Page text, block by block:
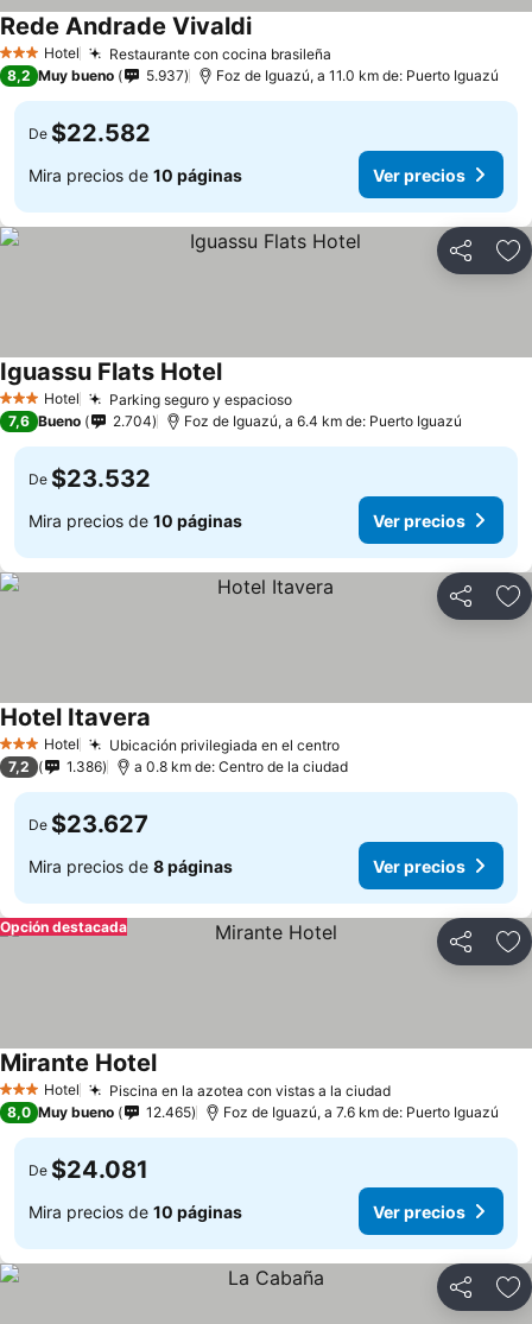
3 Estrellas
Hotel Restaurante con cocina brasileña
Rede Andrade Vivaldi
8,2 Muy bueno 5.937 Foz de Iguazú, a 11.0 km de: Puerto Iguazú
De $22.582
Mira precios de 10 páginas Ver precios
Compartir
3 Estrellas
Hotel Parking seguro y espacioso
Iguassu Flats Hotel
7,6 Bueno 2.704 Foz de Iguazú, a 6.4 km de: Puerto Iguazú
De $23.532
Mira precios de 10 páginas Ver precios
Compartir
3 Estrellas
Hotel Ubicación privilegiada en el centro
Hotel Itavera
7,2 1.386 a 0.8 km de: Centro de la ciudad
De $23.627
Mira precios de 8 páginas Ver precios
Compartir
Opción destacada
3 Estrellas
Hotel Piscina en la azotea con vistas a la ciudad
Mirante Hotel
8,0 Muy bueno 12.465 Foz de Iguazú, a 7.6 km de: Puerto Iguazú
De $24.081
Mira precios de 10 páginas Ver precios
Compartir